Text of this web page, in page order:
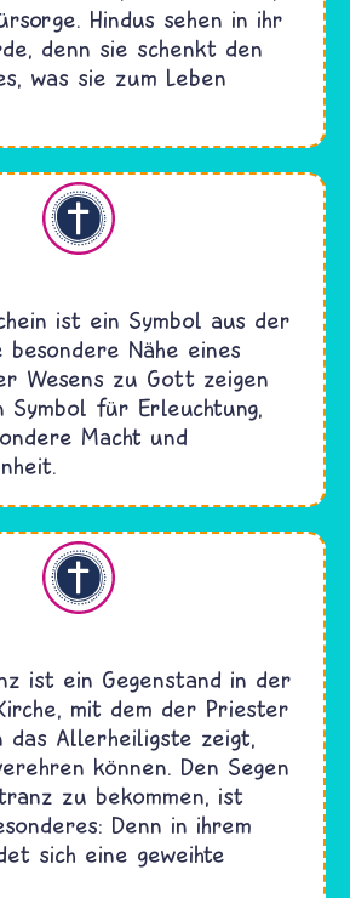
Hindus sehen in ihr
denn sie schenkt den
was sie zum Leben
ist ein Symbol aus der
besondere Nähe eines
Wesens zu Gott zeigen
für Erleuchtung,
Macht und
ist ein Gegenstand in der
mit dem der Priester
das Allerheiligste zeigt,
können. Den Segen
zu bekommen, ist
Denn in ihrem
sich eine geweihte